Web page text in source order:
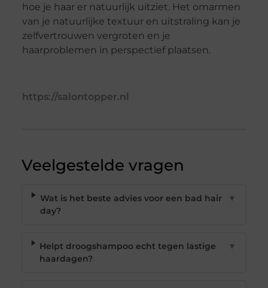
hoe je haar er natuurlijk uitziet. Het omarmen
van je natuurlijke textuur en uitstraling kan je
zelfvertrouwen vergroten en je
haarproblemen in perspectief plaatsen.
https://salontopper.nl
Veelgestelde vragen
Wat is het beste advies voor een bad hair
day?
▼
Helpt droogshampoo echt tegen lastige
haardagen?
▼